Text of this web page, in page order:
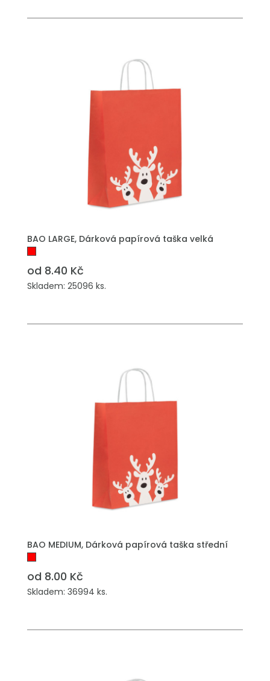
BAO LARGE, Dárková papírová taška velká
od 8.40 Kč
Skladem: 25096 ks.
BAO MEDIUM, Dárková papírová taška střední
od 8.00 Kč
Skladem: 36994 ks.